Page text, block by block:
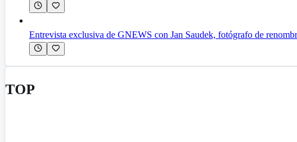
Entrevista exclusiva de GNEWS con Jan Saudek, fotógrafo de
TOP